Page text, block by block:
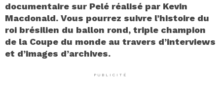
documentaire sur Pelé réalisé par Kevin
Macdonald. Vous pourrez suivre l’histoire du
roi brésilien du ballon rond, triple champion
de la Coupe du monde au travers d’interviews
et d’images d’archives.
PUBLICITÉ